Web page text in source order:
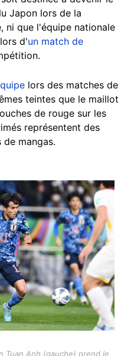
Japon lors de la
ni que l'équipe nationale
d'un match de
lors des matches de
teintes que le maillot
de rouge sur les
représentent des
de mangas.
Tuan Anh (gauche) prend le